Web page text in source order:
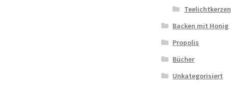
Teelichtkerzen
Backen mit Honig
Propolis
Bücher
Unkategorisiert